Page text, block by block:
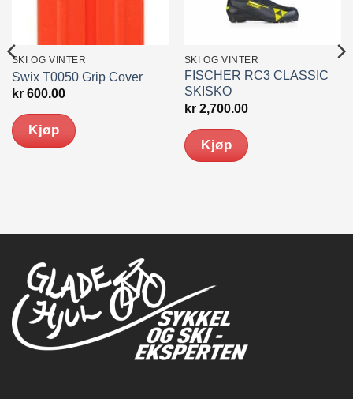
SKI OG VINTER
Swix T0050 Grip Cover
kr600.00
Kjøp
SKI OG VINTER
FISCHER RC3 CLASSIC
SKISKO
kr2,700.00
Kjøp
velges
på
produktsiden